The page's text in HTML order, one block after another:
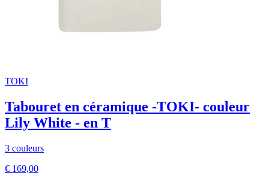
TOKI
Tabouret en céramique -TOKI- couleur
Lily White - en T
3 couleurs
€ 169,00